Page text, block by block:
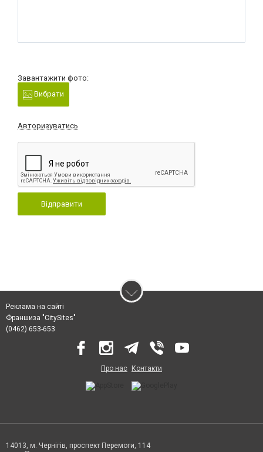
Завантажити фото:
Вибрати
Авторизуватись
Відправити
Реклама на сайті
Франшиза "CitySites"
(0462) 653-653
Про нас Контакти
14013, м. Чернігів, проспект Перемоги, 114